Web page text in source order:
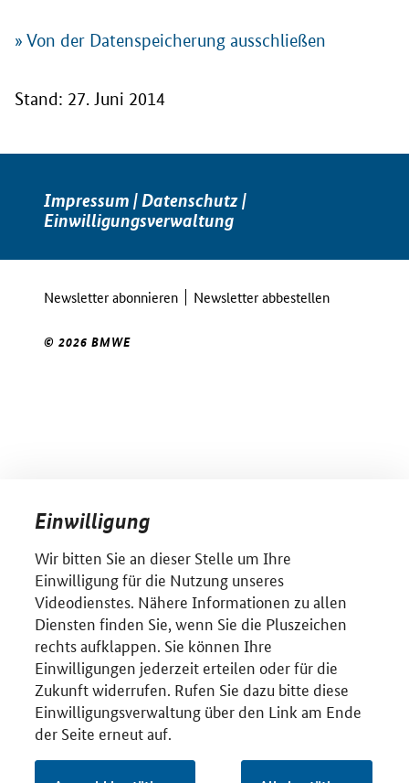
» Von der Datenspeicherung ausschließen
Stand: 27. Juni 2014
Impressum |Datenschutz|
Einwilligungsverwaltung
Newsletter abonnieren Newsletter abbestellen
© 2026 BMWE
Einwilligung
Wir bitten Sie an dieser Stelle um Ihre
Einwilligung für die Nutzung unseres
Videodienstes. Nähere Informationen zu allen
Diensten finden Sie, wenn Sie die Pluszeichen
rechts aufklappen. Sie können Ihre
Einwilligungen jederzeit erteilen oder für die
Zukunft widerrufen. Rufen Sie dazu bitte diese
Einwilligungsverwaltung über den Link am Ende
der Seite erneut auf.